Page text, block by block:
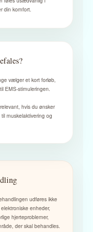
din komfort.
vælger et kort forløb,
EMS-stimuleringen.
hvis du ønsker
muskelaktivering og
udføres ikke
enheder,
hjerteproblemer,
der skal behandles.